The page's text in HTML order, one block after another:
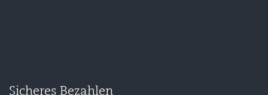
Sicheres Bezahlen